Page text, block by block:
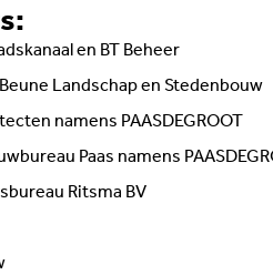
en BT Beheer
Landschap en Stedenbouw
namens PAASDEGROOT
Paas namens
Ritsma BV